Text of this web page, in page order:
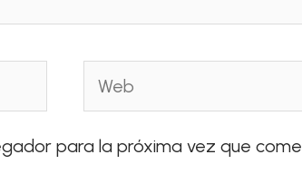
Web
para la próxima vez que